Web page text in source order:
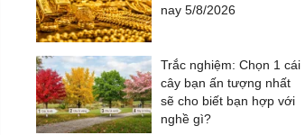
nay 5/8/2026
Trắc nghiệm: Chọn 1 cái
cây bạn ấn tượng nhất
sẽ cho biết bạn hợp với
nghề gì?